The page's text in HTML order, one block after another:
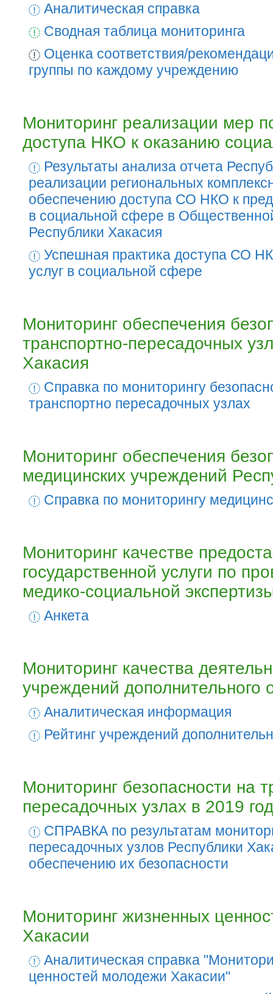
Аналитическая справка
Сводная таблица мониторинга
Оценка соответствия/
группы по каждому учреждению
Мониторинг реализации мер
доступа НКО к оказанию
Результаты анализа отчета
реализации региональных
обеспечению доступа СО НКО к
в социальной сфере в
Республики Хакасия
Успешная практика доступа СО
услуг в социальной сфере
Мониторинг обеспечения
транспортно-пересадочных
Хакасия
Справка по мониторингу
транспортно пересадочных узлах
Мониторинг обеспечения
медицинских учреждений
Cправка по мониторингу
Мониторинг качестве
государственной услуги по
медико-социальной
Анкета
Мониторинг качества
учреждений дополнительного
Аналитическая информация
Рейтинг учреждений
Мониторинг безопасности на
пересадочных узлах в 2019
СПРАВКА по результатам
пересадочных узлов Республики
обеспечению их безопасности
Мониторинг жизненных
Хакасии
Аналитическая справка
ценностей молодежи Хакасии"